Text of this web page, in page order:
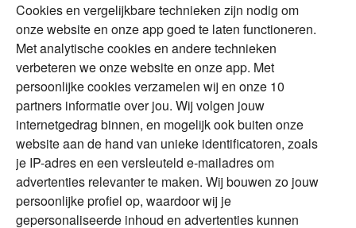
Duurzaam
Vermogensplanning
Tweede huis in
buitenland
DGA
Erfenis
Over Financial Focus
Specialisten
Financial Focus
magazine
The Exit Years
Contact
Alles voor en over vermogenden.
Cookies en vergelijkbare technieken zijn nodig om
onze website en onze app goed te laten functioneren.
Met analytische cookies en andere technieken
verbeteren we onze website en onze app. Met
persoonlijke cookies verzamelen wij en onze 10
partners informatie over jou. Wij volgen jouw
internetgedrag binnen, en mogelijk ook buiten onze
website aan de hand van unieke identificatoren, zoals
je IP-adres en een versleuteld e-mailadres om
advertenties relevanter te maken. Wij bouwen zo jouw
persoonlijke profiel op, waardoor wij je
gepersonaliseerde inhoud en advertenties kunnen